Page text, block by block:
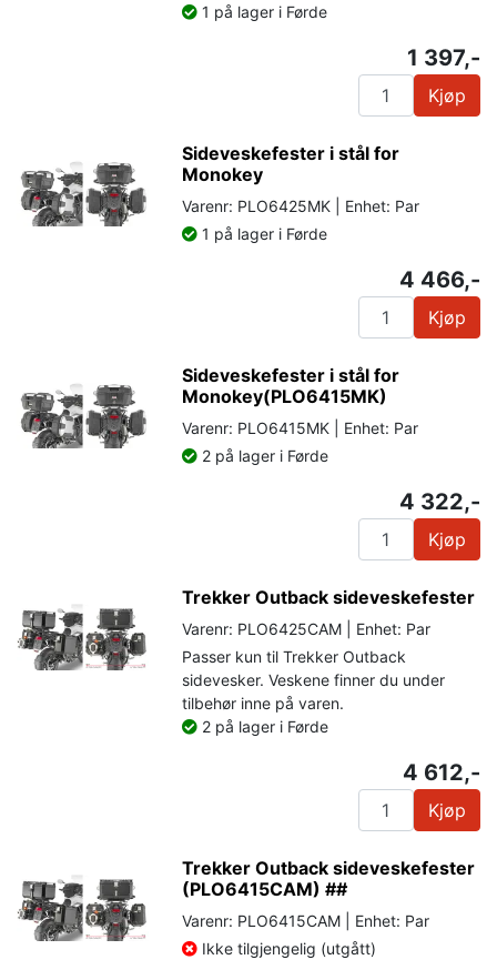
1 på lager i Førde
1 397,-
Kjøp
Sideveskefester i stål for
Monokey
Varenr: PLO6425MK | Enhet: Par
1 på lager i Førde
4 466,-
Kjøp
Sideveskefester i stål for
Monokey(PLO6415MK)
Varenr: PLO6415MK | Enhet: Par
2 på lager i Førde
4 322,-
Kjøp
Trekker Outback sideveskefester
Varenr: PLO6425CAM | Enhet: Par
Passer kun til Trekker Outback
sidevesker. Veskene finner du under
tilbehør inne på varen.
2 på lager i Førde
4 612,-
Kjøp
Trekker Outback sideveskefester
(PLO6415CAM) ##
Varenr: PLO6415CAM | Enhet: Par
Ikke tilgjengelig (utgått)